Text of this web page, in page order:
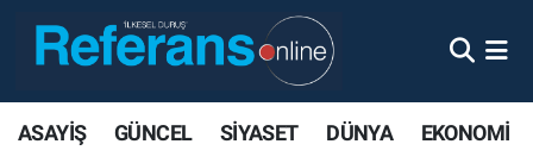
ASAYİŞ GÜNCEL SİYASET DÜNYA EKONOMİ